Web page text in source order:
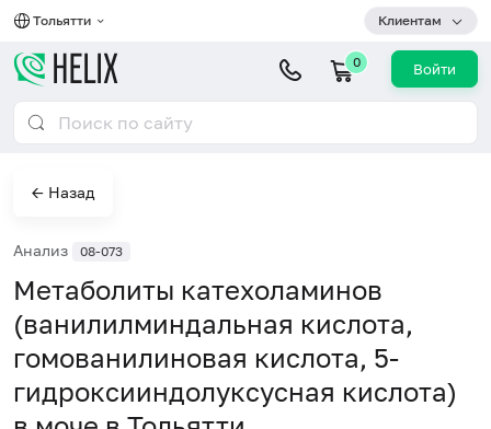
Тольятти Клиентам
0 Войти
← Назад
Анализ 08-073
Метаболиты катехоламинов
(ванилилминдальная кислота,
гомованилиновая кислота, 5-
гидроксииндолуксусная кислота)